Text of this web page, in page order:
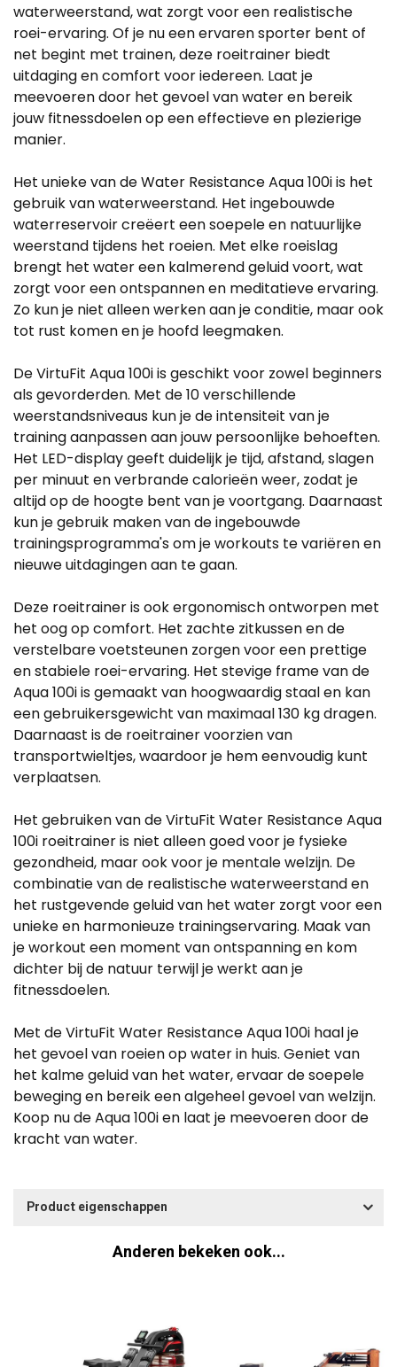
waterweerstand, wat zorgt voor een realistische
roei-ervaring. Of je nu een ervaren sporter bent of
net begint met trainen, deze roeitrainer biedt
uitdaging en comfort voor iedereen. Laat je
meevoeren door het gevoel van water en bereik
jouw fitnessdoelen op een effectieve en plezierige
manier.
Het unieke van de Water Resistance Aqua 100i is het
gebruik van waterweerstand. Het ingebouwde
waterreservoir creëert een soepele en natuurlijke
weerstand tijdens het roeien. Met elke roeislag
brengt het water een kalmerend geluid voort, wat
zorgt voor een ontspannen en meditatieve ervaring.
Zo kun je niet alleen werken aan je conditie, maar ook
tot rust komen en je hoofd leegmaken.
De VirtuFit Aqua 100i is geschikt voor zowel beginners
als gevorderden. Met de 10 verschillende
weerstandsniveaus kun je de intensiteit van je
training aanpassen aan jouw persoonlijke behoeften.
Het LED-display geeft duidelijk je tijd, afstand, slagen
per minuut en verbrande calorieën weer, zodat je
altijd op de hoogte bent van je voortgang. Daarnaast
kun je gebruik maken van de ingebouwde
trainingsprogramma's om je workouts te variëren en
nieuwe uitdagingen aan te gaan.
Deze roeitrainer is ook ergonomisch ontworpen met
het oog op comfort. Het zachte zitkussen en de
verstelbare voetsteunen zorgen voor een prettige
en stabiele roei-ervaring. Het stevige frame van de
Aqua 100i is gemaakt van hoogwaardig staal en kan
een gebruikersgewicht van maximaal 130 kg dragen.
Daarnaast is de roeitrainer voorzien van
transportwieltjes, waardoor je hem eenvoudig kunt
verplaatsen.
Het gebruiken van de VirtuFit Water Resistance Aqua
100i roeitrainer is niet alleen goed voor je fysieke
gezondheid, maar ook voor je mentale welzijn. De
combinatie van de realistische waterweerstand en
het rustgevende geluid van het water zorgt voor een
unieke en harmonieuze trainingservaring. Maak van
je workout een moment van ontspanning en kom
dichter bij de natuur terwijl je werkt aan je
fitnessdoelen.
Met de VirtuFit Water Resistance Aqua 100i haal je
het gevoel van roeien op water in huis. Geniet van
het kalme geluid van het water, ervaar de soepele
beweging en bereik een algeheel gevoel van welzijn.
Koop nu de Aqua 100i en laat je meevoeren door de
kracht van water.
Product eigenschappen
Anderen bekeken ook...